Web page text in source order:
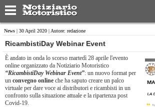
News | 30 April 2020 | Autore: redazione
RicambistiDay Webinar Event
È andato in onda lo scorso martedì 28 aprile l'evento
online organizzato da Notiziario Motoristico
“RicambistiDay Webinar Event”: un nuovo format per
un convegno online che ha saputo creare un palco
virtuale per dare voce ai distributori e ricambisti in un
confronto sulla situazione attuale e la ripartenza post
Covid-19.